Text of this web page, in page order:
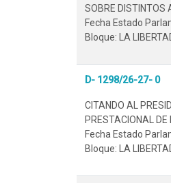
SOBRE DISTINTOS
Fecha Estado
Bloque: LA
D- 1298/26-27- 0
CITANDO AL
PRESTACIONAL DE
Fecha Estado
Bloque: LA